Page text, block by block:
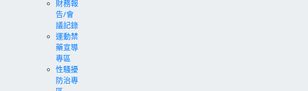
財務報
告/會
議記錄
運動禁
藥宣導
專區
性騷擾
防治專